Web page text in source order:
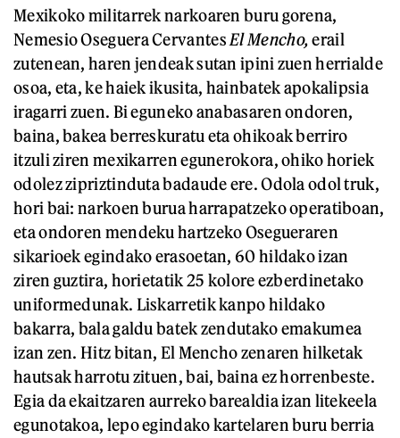
Mexikoko militarrek narkoaren buru gorena,
Nemesio Oseguera Cervantes El Mencho,erail
zutenean, haren jendeak sutan ipini zuen herrialde
osoa, eta, ke haiek ikusita, hainbatek apokalipsia
iragarri zuen. Bi eguneko anabasaren ondoren,
baina, bakea berreskuratu eta ohikoak berriro
itzuli ziren mexikarren egunerokora, ohiko horiek
odolez zipriztinduta badaude ere. Odola odol truk,
hori bai: narkoen burua harrapatzeko operatiboan,
eta ondoren mendeku hartzeko Osegueraren
sikarioek egindako erasoetan, 60 hildako izan
ziren guztira, horietatik 25 kolore ezberdinetako
uniformedunak. Liskarretik kanpo hildako
bakarra, bala galdu batek zendutako emakumea
izan zen. Hitz bitan, El Mencho zenaren hilketak
hautsak harrotu zituen, bai, baina ez horrenbeste.
Egia da ekaitzaren aurreko barealdia izan litekeela
egunotakoa, lepo egindako kartelaren buru berria